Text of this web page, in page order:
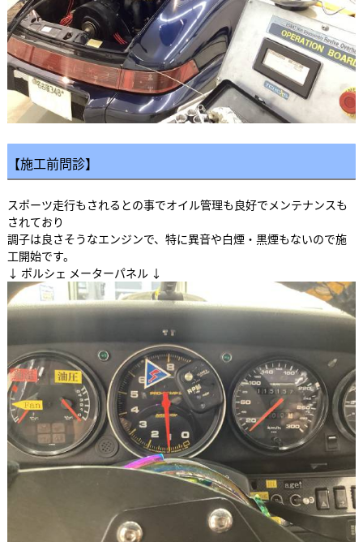
【施工前問診】
スポーツ走行もされるとの事でオイル管理も良好でメンテナンスも
されており
調子は良さそうなエンジンで、特に異音や白煙・黒煙もないので施
工開始です。
↓ ポルシェ メーターパネル ↓